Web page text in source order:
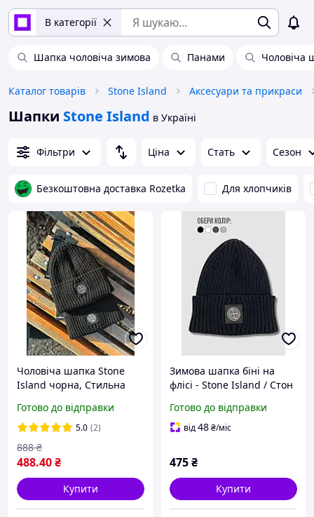
В категорії
Шапка чоловіча зимова Панами Чоловіча
Каталог товарів Stone Island Аксесуари та прикраси
Шапки Stone Island в Україні
Фільтри Ціна Стать Сезон
Безкоштовна доставка Rozetka Для хлопчиків
Чоловіча шапка Stone
Island чорна, Стильна
Айленд
Готово до відправки
5.0 (2)
488.40₴
888 ₴
Купити
Зимова шапка біні на
флісі - Stone Island / Стон
Готово до відправки
від48₴/міс
475₴
Купити